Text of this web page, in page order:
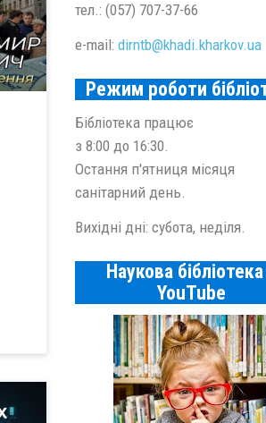
тел.: (057) 707-37-66
e-mail: dirntb@khadi.kharkov.ua
Режим роботи
Бібліотека працює
з 8:00 до 16:30.
Остання п'ятниця місяця
санітарний день.
Вихідні дні: субота, неділя.
Наукова
YouTube